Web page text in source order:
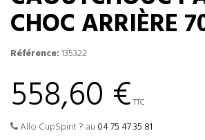
CHOC ARRIÈRE
Référence:135322
558,60 € TTC
Allo CupSpirit ? au 04 75 47 35 81